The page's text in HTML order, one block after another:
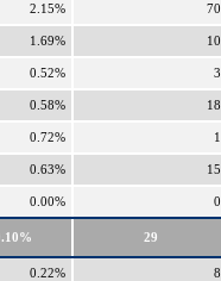
2.15% 70
1.69% 10
0.52% 3
0.58% 18
0.72% 1
0.63% 15
0.00% 0
29
0.22% 8